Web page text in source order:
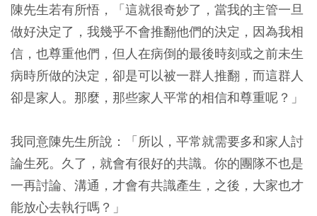
陳先生若有所悟，「這就很奇妙了，當我的主管一旦
做好決定了，我幾乎不會推翻他們的決定，因為我相
信，也尊重他們，但人在病倒的最後時刻或之前未生
病時所做的決定，卻是可以被一群人推翻，而這群人
卻是家人。那麼，那些家人平常的相信和尊重呢？」
我同意陳先生所說：「所以，平常就需要多和家人討
論生死。久了，就會有很好的共識。你的團隊不也是
一再討論、溝通，才會有共識產生，之後，大家也才
能放心去執行嗎？」